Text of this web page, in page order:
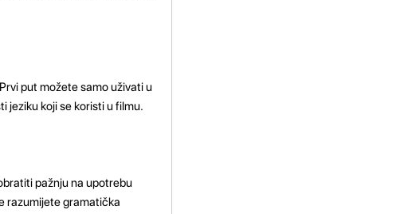
put možete samo uživati ​​u
jeziku koji se koristi u filmu.
pažnju na upotrebu
razumijete gramatička